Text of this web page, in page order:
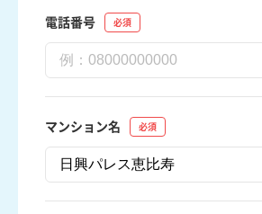
電話番号
マンション名